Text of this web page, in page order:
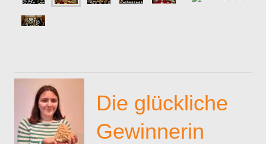
Die glückliche
Gewinnerin